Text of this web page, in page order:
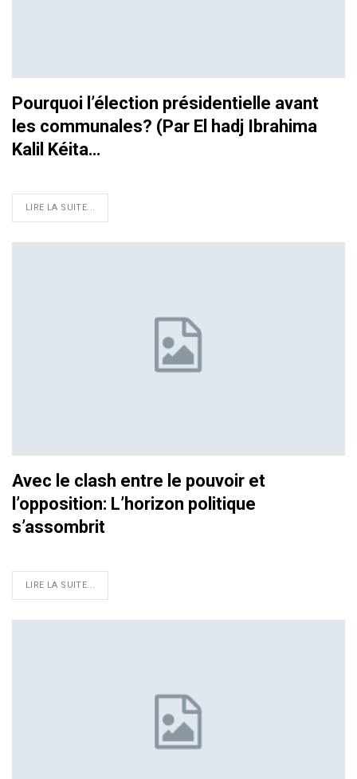
Pourquoi l’élection présidentielle avant
les communales? (Par El hadj Ibrahima
Kalil Kéita…
LIRE LA SUITE...
Avec le clash entre le pouvoir et
l’opposition: L’horizon politique
s’assombrit
LIRE LA SUITE...